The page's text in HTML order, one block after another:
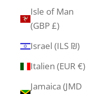
Isle of Man
(GBP £)
Israel (ILS ₪)
Italien (EUR €)
Jamaica (JMD